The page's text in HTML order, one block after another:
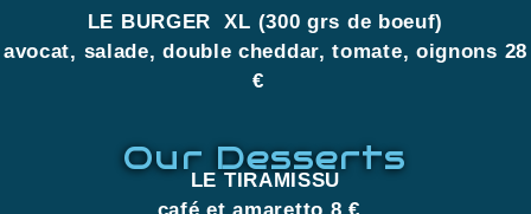
LE BURGER XL (300 grs de boeuf)
avocat, salade, double cheddar, tomate, oignons 28
€
Our Desserts
LE TIRAMISSU